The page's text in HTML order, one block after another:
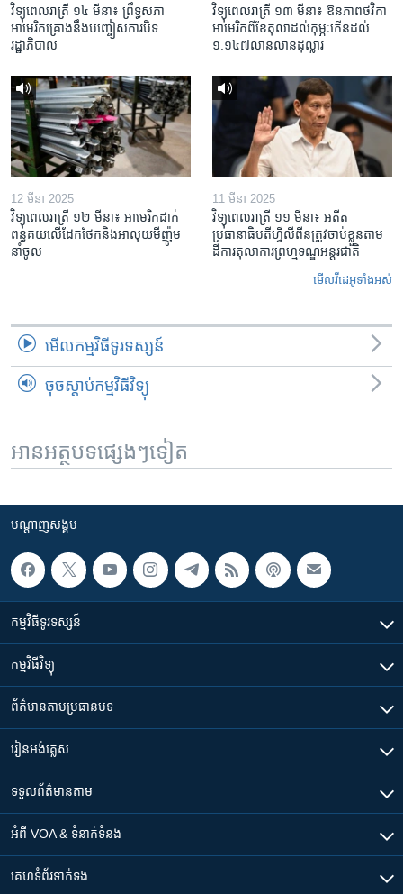
វិទ្យុពេលរាត្រី ១៤ មីនា៖ ព្រឹទ្ធសភា
អាមេរិកគ្រោងនឹងបញ្ចៀសការបិទ
រដ្ឋាភិបាល
វិទ្យុពេលរាត្រី ១៣ មីនា៖ ឱនភាព​ថវិកា​
អាមេរិក​ពី​ខែ​តុលា​ដល់​កុម្ភៈ​កើន​ដល់​
១.១៤៧​លានលាន​ដុល្លារ
12 មីនា 2025
វិទ្យុពេលរាត្រី ១២ មីនា៖ អាមេរិក​ដាក់​
ពន្ធគយ​លើ​ដែកថែក​និង​អាលុយ​មីញ៉ូម​
នាំចូល
11 មីនា 2025
វិទ្យុពេលរាត្រី ១១ មីនា៖ អតីត​
ប្រធានាធិបតីហ្វីលីពីន​ត្រូវ​ចាប់ខ្លួនតាម
ដីការ​តុលាការ​ព្រហ្មទណ្ឌ​អន្តរជាតិ
មើល​វីដេអូ​ទាំង​អស់
មើល​កម្មវិធី​ទូរទស្សន៍
ចុចស្តាប់កម្មវិធីវិទ្យុ
អានអត្ថបទផ្សេងៗទៀត
បណ្តាញ​សង្គម
កម្មវិធី​ទូរទស្សន៍
កម្មវិធី​វិទ្យុ
ព័ត៌មាន​តាមប្រធានបទ​
រៀន​​អង់គ្លេស
ទទួល​ព័ត៌មាន​តាម
អំពី​ VOA & ទំនាក់ទំនង
គេហទំព័រ​​ទាក់ទង